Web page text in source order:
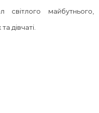
світлого майбутнього,
дівчаті.